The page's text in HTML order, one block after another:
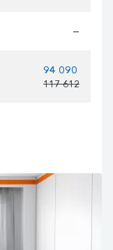
—
94 090
117 612